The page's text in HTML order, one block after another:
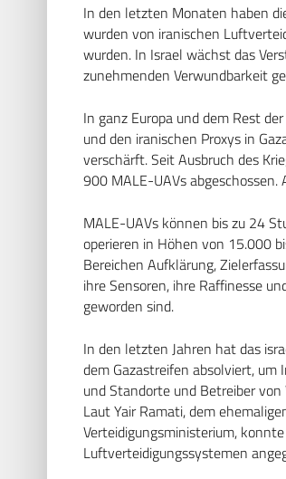
In den letzten Monaten haben
wurden von iranischen
wurden. In Israel wächst das
zunehmenden Verwundbarkeit
In ganz Europa und dem Rest
und den iranischen Proxys in
verschärft. Seit Ausbruch des
900 MALE-UAVs
MALE-UAVs können bis zu 24
operieren in Höhen von 15.000
Bereichen Aufklärung,
ihre Sensoren, ihre Raffinesse
geworden sind.
In den letzten Jahren hat das
dem Gazastreifen absolviert,
und Standorte und Betreiber
Laut Yair Ramati, dem
Verteidigungsministerium,
Luftverteidigungssystemen